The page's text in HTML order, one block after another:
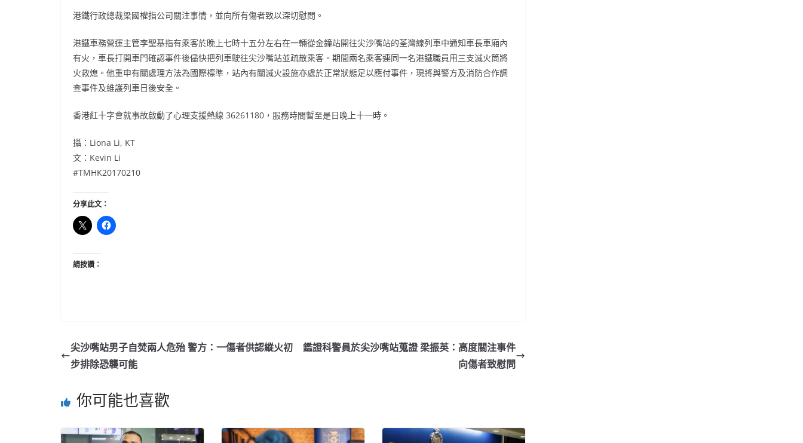
港鐵行政總裁梁國權指公司關注事情，並向所有傷者致以深切慰問。
港鐵車務營運主管李聖基指有乘客於晚上七時十五分左右在一輛從金鐘站開往尖沙嘴站的荃灣線列車中通知車長車廂內
有火，車長打開車門確認事件後儘快把列車駛往尖沙嘴站並疏散乘客。期間兩名乘客連同一名港鐵職員用三支滅火筒將
火救熄。他重申有關處理方法為國際標準，站內有關滅火設施亦處於正常狀態足以應付事件，現將與警方及消防合作調
查事件及維護列車日後安全。
香港紅十字會就事故啟動了心理支援熱線 36261180，服務時間暫至是日晚上十一時。
攝：Liona Li, KT
文：Kevin Li
#TMHK20170210
分享此文：
請按讚：
尖沙嘴站男子自焚兩人危殆 警方：一傷者供認縱火初
步排除恐襲可能
鑑證科警員於尖沙嘴站蒐證 梁振英：高度關注事件
向傷者致慰問
你可能也喜歡